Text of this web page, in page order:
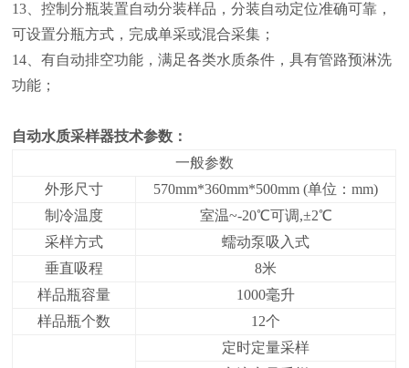
13、控制分瓶装置自动分装样品，分装自动定位准确可靠，
可设置分瓶方式，完成单采或混合采集；
14、有自动排空功能，满足各类水质条件，具有管路预淋洗
功能；
自动水质采样器技术参数：
一般参数
外形尺寸
570mm*360mm*500mm (单位：mm)
制冷温度
室温~-20℃可调,±2℃
采样方式
蠕动泵吸入式
垂直吸程
8米
样品瓶容量
1000毫升
样品瓶个数
12个
定时定量采样